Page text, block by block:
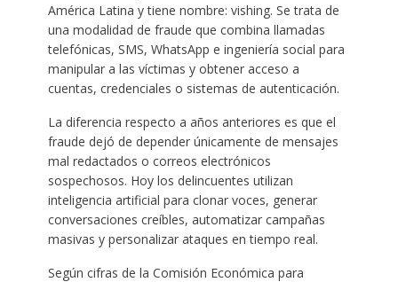
América Latina y tiene nombre: vishing. Se trata de
una modalidad de fraude que combina llamadas
telefónicas, SMS, WhatsApp e ingeniería social para
manipular a las víctimas y obtener acceso a
cuentas, credenciales o sistemas de autenticación.
La diferencia respecto a años anteriores es que el
fraude dejó de depender únicamente de mensajes
mal redactados o correos electrónicos
sospechosos. Hoy los delincuentes utilizan
inteligencia artificial para clonar voces, generar
conversaciones creíbles, automatizar campañas
masivas y personalizar ataques en tiempo real.
Según cifras de la Comisión Económica para